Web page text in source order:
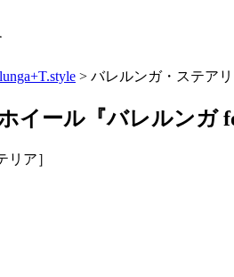
> バレルンガ・ステア
イール『バレルンガ
リア］